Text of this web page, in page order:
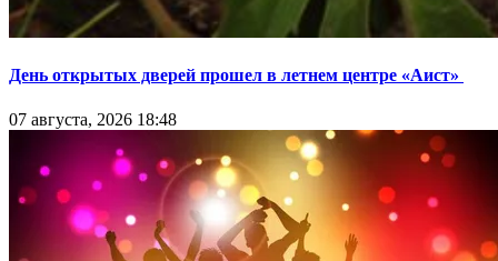
День открытых дверей прошел в летнем центре «Аист»
07 августа, 2026 18:48